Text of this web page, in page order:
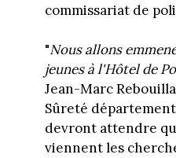
commissariat de
"Nous allons
jeunes à l'Hôtel de
Jean-Marc
Sûreté
devront attendre
viennent les